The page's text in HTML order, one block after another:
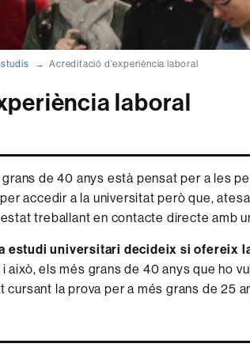
Acreditació d'experiència laboral
laboral
de 40 anys està pensat per a les
accedir a la universitat però que,
treballant en contacte directe amb
estudi universitari decideix si ofereix
i això, els més grans de 40 anys que ho
cursant la prova per a més grans de 25